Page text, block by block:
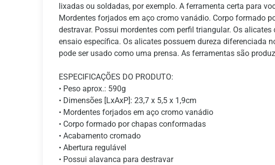
lixadas ou soldadas, por exemplo. A ferramenta certa para
Mordentes forjados em aço cromo vanádio. Corpo formado
destravar. Possui mordentes com perfil triangular. Os
ensaio específica. Os alicates possuem dureza diferenciada
pode ser usado como uma prensa. As ferramentas são
ESPECIFICAÇÕES DO PRODUTO:
• Peso aprox.: 590g
• Dimensões [LxAxP]: 23,7 x 5,5 x 1,9cm
• Mordentes forjados em aço cromo vanádio
• Corpo formado por chapas conformadas
• Acabamento cromado
• Abertura regulável
• Possui alavanca para destravar